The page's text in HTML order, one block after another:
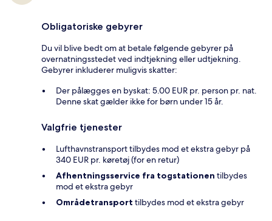
Obligatoriske gebyrer
Du vil blive bedt om at betale følgende gebyrer på
overnatningsstedet ved indtjekning eller udtjekning.
Gebyrer inkluderer muligvis skatter:
Der pålægges en byskat: 5.00 EUR pr. person pr. nat.
Denne skat gælder ikke for børn under 15 år.
Valgfrie tjenester
Lufthavnstransport tilbydes mod et ekstra gebyr på
340 EUR pr. køretøj (for en retur)
Afhentningsservice fra togstationen tilbydes
mod et ekstra gebyr
Områdetransport tilbydes mod et ekstra gebyr